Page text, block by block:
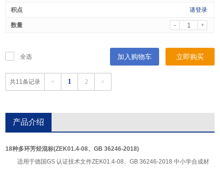
请登录
- +
全选 加入购物车 立即购买
共11条记录 < 1 2 >
产品介绍
18种多环芳烃混标(ZEK01.4-08、GB 36246-2018)
适用于德国GS 认证技术文件ZEK01.4-08、GB 36246-2018 中小学合成材